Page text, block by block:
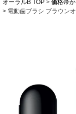
オーラルB TOP
価格帯
電動歯ブラシ ブラウン